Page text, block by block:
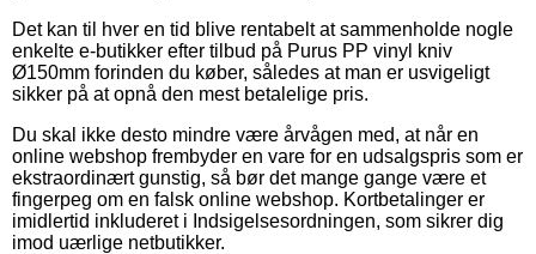
Det kan til hver en tid blive rentabelt at sammenholde nogle
enkelte e-butikker efter tilbud på Purus PP vinyl kniv
Ø150mm forinden du køber, således at man er usvigeligt
sikker på at opnå den mest betalelige pris.
Du skal ikke desto mindre være årvågen med, at når en
online webshop frembyder en vare for en udsalgspris som er
ekstraordinært gunstig, så bør det mange gange være et
fingerpeg om en falsk online webshop. Kortbetalinger er
imidlertid inkluderet i Indsigelsesordningen, som sikrer dig
imod uærlige netbutikker.